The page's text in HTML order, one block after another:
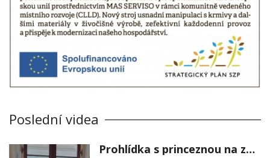
Poslední videa
Prohlídka s princeznou na zámku Stekník